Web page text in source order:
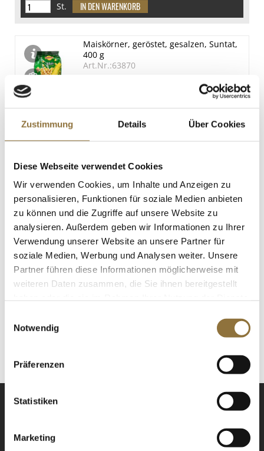
Zustimmung Details Über Cookies
Diese Webseite verwendet Cookies
Wir verwenden Cookies, um Inhalte und Anzeigen zu
personalisieren, Funktionen für soziale Medien anbieten
zu können und die Zugriffe auf unsere Website zu
analysieren. Außerdem geben wir Informationen zu Ihrer
Verwendung unserer Website an unsere Partner für
soziale Medien, Werbung und Analysen weiter. Unsere
Partner führen diese Informationen möglicherweise mit
weiteren Daten zusammen, die Sie ihnen bereitgestellt
Notwendig
Präferenzen
Statistiken
Marketing
St.
LEBENSMITTELKENNZEICHNUNGEN
Maiskörner, geröstet, gesalzen, Suntat,
400 g
Art.Nr.:63870
€ 3,36*
LEBENSMITTELKENNZEICHNUNGEN
Galletas Rellenas de Queso de Cabra -
kleines Ziegenkäsegebäck, 75 g
Art.Nr.:67083